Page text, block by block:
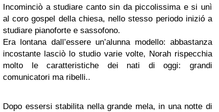
Incominciò a studiare canto sin da piccolissima e si unì
al coro gospel della chiesa, nello stesso periodo inizió a
studiare pianoforte e sassofono.
Era lontana dall’essere un’alunna modello: abbastanza
incostante lasciò lo studio varie volte, Norah rispecchia
molto le caratteristiche dei nati di oggi: grandi
comunicatori ma ribelli..
Dopo essersi stabilita nella grande mela, in una notte di